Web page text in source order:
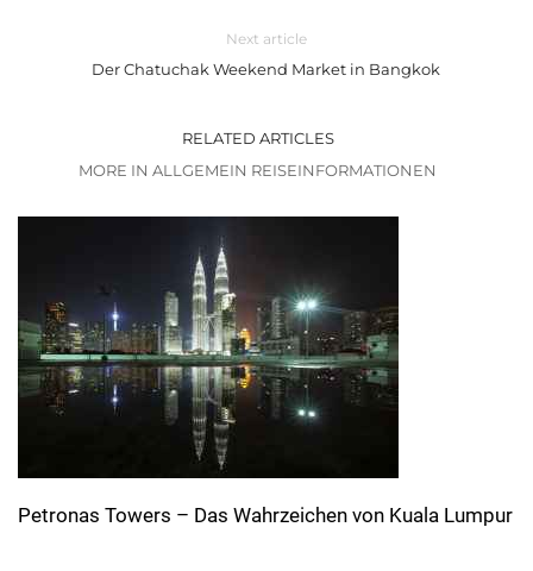
Next article
Der Chatuchak Weekend Market in Bangkok
RELATED ARTICLES
MORE IN ALLGEMEIN REISEINFORMATIONEN
Petronas Towers – Das Wahrzeichen von Kuala Lumpur